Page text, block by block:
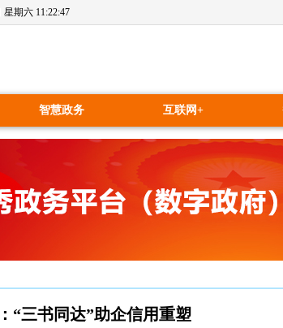
星期六 11:22:47
智慧政务 互联网+
“三书同达”助企信用重塑